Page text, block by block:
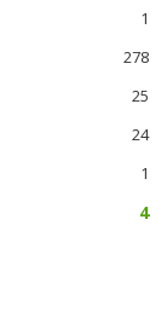
1
278
25
24
1
4